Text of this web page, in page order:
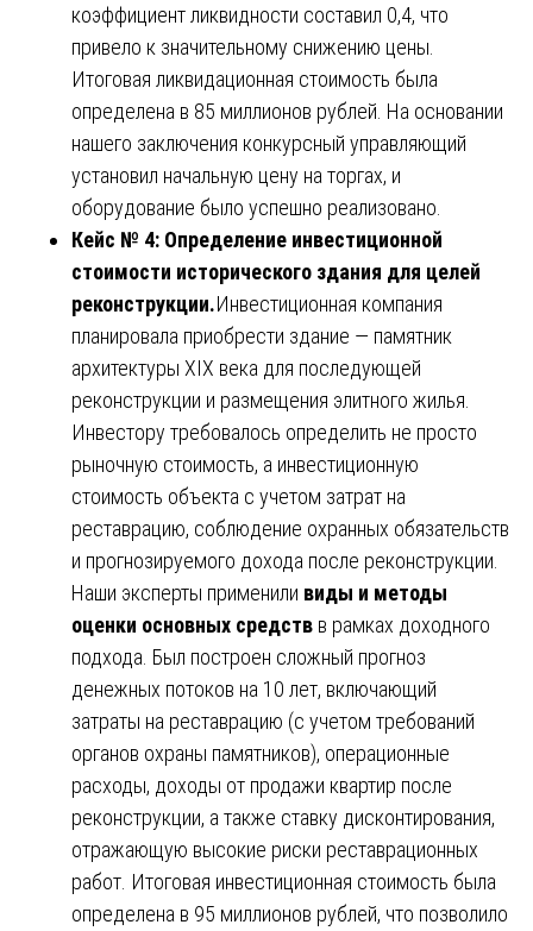
коэффициент ликвидности составил 0,4, что
привело к значительному снижению цены.
Итоговая ликвидационная стоимость была
определена в 85 миллионов рублей. На основании
нашего заключения конкурсный управляющий
установил начальную цену на торгах, и
оборудование было успешно реализовано.
Кейс № 4: Определение инвестиционной
стоимости исторического здания для целей
реконструкции.Инвестиционная компания
планировала приобрести здание — памятник
архитектуры XIX века для последующей
реконструкции и размещения элитного жилья.
Инвестору требовалось определить не просто
рыночную стоимость, а инвестиционную
стоимость объекта с учетом затрат на
реставрацию, соблюдение охранных обязательств
и прогнозируемого дохода после реконструкции.
Наши эксперты применили виды и методы
оценки основных средств в рамках доходного
подхода. Был построен сложный прогноз
денежных потоков на 10 лет, включающий
затраты на реставрацию (с учетом требований
органов охраны памятников), операционные
расходы, доходы от продажи квартир после
реконструкции, а также ставку дисконтирования,
отражающую высокие риски реставрационных
работ. Итоговая инвестиционная стоимость была
определена в 95 миллионов рублей, что позволило